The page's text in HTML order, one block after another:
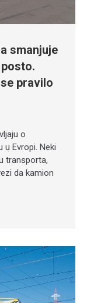
smanjuje
pravilo
o
Evropi. Neki
transporta,
da kamion